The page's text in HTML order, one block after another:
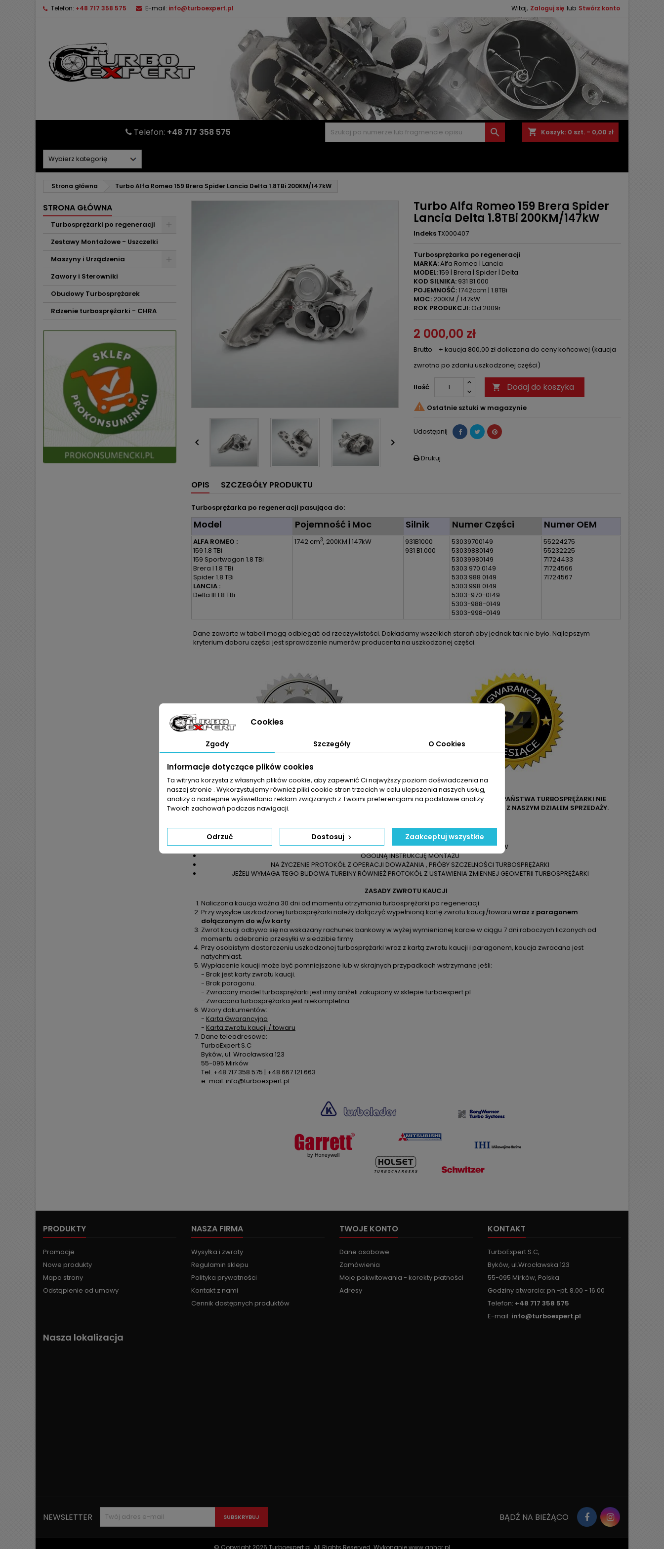
Telefon: +48 717 358 575 E-mail: info@turboexpert.pl Witaj, Zaloguj się lub Stwórz konto
shopping_cart Koszyk: 0 szt. - 0,00 zł

Telefon: +48 717 358 575
Strona główna Turbo Alfa Romeo 159 Brera Spider Lancia Delta 1.8TBi 200KM/147kW
STRONA GŁÓWNA
Turbosprężarki po regeneracji
Zestawy Montażowe - Uszczelki
Maszyny i Urządzenia
Zawory i Sterowniki
Obudowy Turbosprężarek
Rdzenie turbosprężarki - CHRA
 
Turbo Alfa Romeo 159 Brera Spider
Lancia Delta 1.8TBi 200KM/147kW
IndeksTX000407
Turbosprężarka po regeneracji
MARKA:Alfa Romeo | Lancia
MODEL:159 | Brera | Spider | Delta
KOD SILNIKA: 931 B1.000
POJEMNOŚĆ:1742ccm | 1.8TBi
MOC: 200KM / 147kW
ROK PRODUKCJI: Od 2009r
2 000,00 zł
Brutto
+ kaucja 800,00 zł doliczana do ceny końcowej (kaucja
zwrotna po zdaniu uszkodzonej części)
Ilość  Dodaj do koszyka
 Ostatnie sztuki w magazynie
Udostępnij
 Drukuj
OPIS SZCZEGÓŁY PRODUKTU
Turbosprężarka po regeneracji pasująca do:
Model Pojemność i Moc Silnik Numer Części Numer OEM
ALFA ROMEO :
159 1.8 TBi
159 Sportwagon 1.8 TBi
Brera I 1.8 TBi
Spider 1.8 TBi
LANCIA :
Delta III 1.8 TBi
1742 cm3, 200KM | 147kW
931B1000
931 B1.000
53039700149
53039880149
53039980149
5303 970 0149
5303 988 0149
5303 998 0149
5303-970-0149
5303-988-0149
5303-998-0149
55224275
55232225
71724433
71724566
71724567
Dane zawarte w tabeli mogą odbiegać od rzeczywistości. Dokładamy wszelkich starań aby jednak tak nie było. Najlepszym
kryterium doboru części jest sprawdzenie numerów producenta na uszkodzonej części.
JEŻELI NIE JESTEŚCIE PAŃSTWO PEWNI CO DO WYBRANEGO PRODUKTU LUB OZNACZENIA Z PAŃSTWA TURBOSPRĘŻARKI NIE
POKRYWAJĄ SIĘ Z NASZYMI ZAPRASZAMY DO KONTAKTU TELEFONICZNEGO LUB MAILOWEGO Z NASZYM DZIAŁEM SPRZEDAŻY.
DOWÓD SPRZEDAŻY
KARTĘ ZWROTU TOWARU / KAUCJI
KARTĘ GWARANCYJNĄ NA 24 MIESIĄCE BEZ LIMITU KILOMETRÓW
OGÓLNĄ INSTRUKCJĘ MONTAŻU
NA ŻYCZENIE PROTOKÓŁ Z OPERACJI DOWAŻANIA , PRÓBY SZCZELNOŚCI TURBOSPRĘŻARKI
JEŻELI WYMAGA TEGO BUDOWA TURBINY RÓWNIEŻ PROTOKÓŁ Z USTAWIENIA ZMIENNEJ GEOMETRII TURBOSPRĘŻARKI
ZASADY ZWROTU KAUCJI
Naliczona kaucja ważna 30 dni od momentu otrzymania turbosprężarki po regeneracji.
Przy wysyłce uszkodzonej turbosprężarki należy dołączyć wypełnioną kartę zwrotu kaucji/towaru wraz z paragonem
dołączonym do w/w karty.
Zwrot kaucji odbywa się na wskazany rachunek bankowy w wyżej wymienionej karcie w ciągu 7 dni roboczych liczonych od
momentu odebrania przesyłki w siedzibie firmy.
Przy osobistym dostarczeniu uszkodzonej turbosprężarki wraz z kartą zwrotu kaucji i paragonem, kaucja zwracana jest
natychmiast.
Wypłacenie kaucji może być pomniejszone lub w skrajnych przypadkach wstrzymane jeśli:
- Brak jest karty zwrotu kaucji.
- Brak paragonu.
- Zwracany model turbosprężarki jest inny aniżeli zakupiony w sklepie turboexpert.pl
- Zwracana turbosprężarka jest niekompletna.
Wzory dokumentów:
- Karta Gwarancyjna
- Karta zwrotu kaucji / towaru
Dane teleadresowe:
TurboExpert S.C
Byków, ul. Wrocławska 123
55-095 Mirków
Tel. +48 717 358 575 | +48 667 121 663
e-mail. info@turboexpert.pl
PRODUKTY
Promocje
Nowe produkty
Mapa strony
Odstąpienie od umowy
NASZA FIRMA
Wysyłka i zwroty
Regulamin sklepu
Polityka prywatności
Kontakt z nami
Cennik dostępnych produktów
TWOJE KONTO
Dane osobowe
Zamówienia
Moje pokwitowania - korekty płatności
Adresy
KONTAKT
TurboExpert S.C,
Byków, ul.Wrocławska 123
55-095 Mirków, Polska
Godziny otwarcia: pn.-pt. 8.00 - 16.00
Telefon: +48 717 358 575
E-mail: info@turboexpert.pl
Nasza lokalizacja
NEWSLETTER BĄDŹ NA BIEŻĄCO
© Copyright 2026 Turboexpert.pl. All Rights Reserved. Wykonaniewww.anhor.pl
Cookies
Zgody Szczegóły O Cookies
Informacje dotyczące plików cookies
Ta witryna korzysta z własnych plików cookie, aby zapewnić Ci najwyższy poziom doświadczenia na
naszej stronie . Wykorzystujemy również pliki cookie stron trzecich w celu ulepszenia naszych usług,
analizy a nastepnie wyświetlania reklam związanych z Twoimi preferencjami na podstawie analizy
Twoich zachowań podczas nawigacji.
Odrzuć Dostosuj Zaakceptuj wszystkie